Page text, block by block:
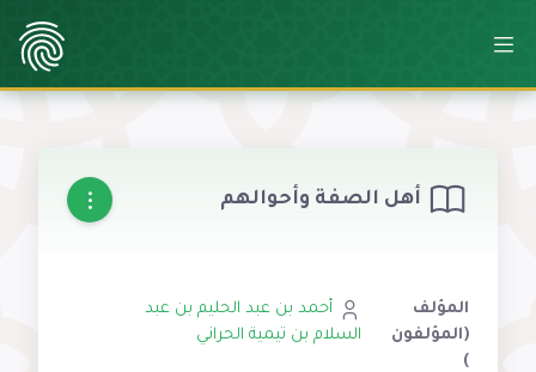
أهل الصفة وأحوالهم
المؤلف
(المؤلفون
)
أحمد بن عبد الحليم بن عبد
السلام بن تيمية الحراني